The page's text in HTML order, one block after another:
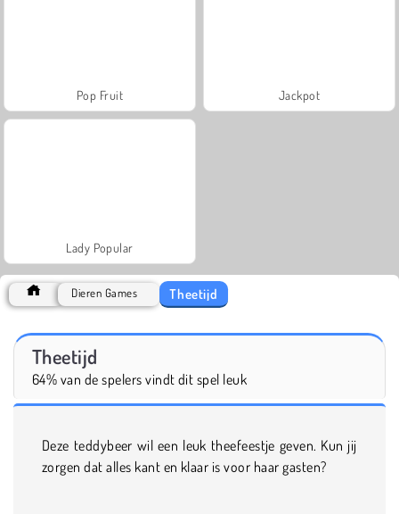
Pop Fruit Jackpot
Lady Popular
Dieren Games Theetijd
Theetijd
64% van de spelers vindt dit spel leuk
Deze teddybeer wil een leuk theefeestje geven. Kun jij
zorgen dat alles kant en klaar is voor haar gasten?